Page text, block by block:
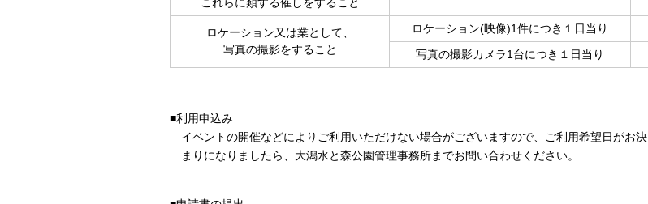
これらに類する催しをすること
ロケーション又は業として、
写真の撮影をすること
ロケーション(映像)1件につき１日当り
写真の撮影カメラ1台につき１日当り
■利用申込み
イベントの開催などによりご利用いただけない場合がございますので、ご利用希望日がお決
まりになりましたら、大潟水と森公園管理事務所までお問い合わせください。